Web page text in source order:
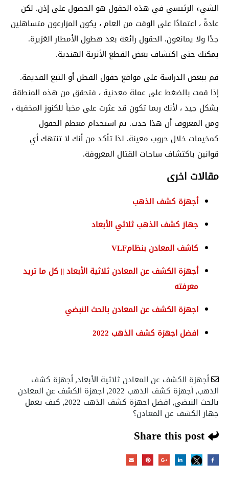
الشيء الرئيسي في هذه الحقول هو الحصول على إذن. لكن
عادةً ، اعتمادًا على الوقت من العام ، يكون المزارعون متساهلين
جدًا ولا يمانعون. الحقول رائعة بعد هطول الأمطار الغزيرة.
يمكنك حتى اكتشاف بعض القطع الأثرية الهندية.
قم ببعض الدراسة على مواقع حقول القطن أو التبغ القديمة.
إذا قمت بالضغط على عملة معدنية ، فتحقق من هذه المنطقة
بشكل جيد ، لأنك ربما تكون قد عثرت على مخبأ للكنوز المخفية ،
ومن المعروف أن هذا حدث. تم استخدام معظم الحقول
كمخيمات خلال حروب معينة. لذا تأكد من أنك لا تنتهك أي
قوانين باكتشاف ساحات القتال المعروفة.
مقالات اخرى
أجهزة كشف الذهب
جهاز كشف الذهب ثلاثي الأبعاد
كاشف المعادن بنظامVLF
أجهزة الكشف عن المعادن ثلاثية الأبعاد || كل ما تريد
معرفته
اجهزة الكشف عن المعادن بالحث النبضي
افضل اجهزة كشف الذهب 2022
أجهزة الكشف عن المعادن ثلاثية الأبعاد, أجهزة كشف
الذهب, أجهزة كشف الذهب 2022 , اجهزة الكشف عن المعادن
بالحث النبضي, افضل اجهزة كشف الذهب 2022 , كيف يعمل
جهاز الكشف عن المعادن؟
Share this post